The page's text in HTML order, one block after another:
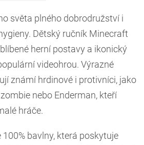
světa plného dobrodružství i
Dětský ručník Minecraft
herní postavy a ikonický
videohrou. Výrazné
známí hrdinové i protivníci, jako
zombie nebo Enderman, kteří
hráče.
100% bavlny, která poskytuje